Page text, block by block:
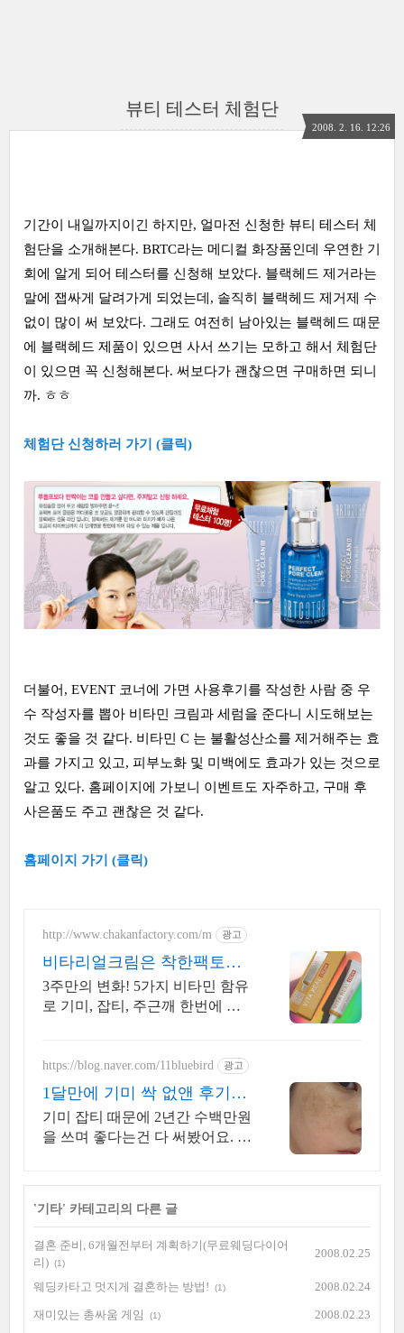
뷰티 테스터 체험단
2008. 2. 16. 12:26
기간이 내일까지이긴 하지만, 얼마전 신청한 뷰티 테스터 체
험단을 소개해본다. BRTC라는 메디컬 화장품인데 우연한 기
회에 알게 되어 테스터를 신청해 보았다. 블랙헤드 제거라는
말에 잽싸게 달려가게 되었는데, 솔직히 블랙헤드 제거제 수
없이 많이 써 보았다. 그래도 여전히 남아있는 블랙헤드 때문
에 블랙헤드 제품이 있으면 사서 쓰기는 모하고 해서 체험단
이 있으면 꼭 신청해본다. 써보다가 괜찮으면 구매하면 되니
까. ㅎㅎ
체험단 신청하러 가기 (클릭)
더불어, EVENT 코너에 가면 사용후기를 작성한 사람 중 우
수 작성자를 뽑아 비타민 크림과 세럼을 준다니 시도해보는
것도 좋을 것 같다. 비타민 C 는 불활성산소를 제거해주는 효
과를 가지고 있고, 피부노화 및 미백에도 효과가 있는 것으로
알고 있다. 홈페이지에 가보니 이벤트도 자주하고, 구매 후
사은품도 주고 괜찮은 것 같다.
홈페이지 가기 (클릭)
http://www.chakanfactory.com/m 광고
비타리얼크림은 착한팩토리
지금 1+1 혜택까지!
3주만의 변화! 5가지 비타민 함유
로 기미, 잡티, 주근깨 한번에 쓱-
https://blog.naver.com/11bluebird 광고
1달만에 기미 싹 없앤 후기
(+과정공유)
기미 잡티 때문에 2년간 수백만원
을 쓰며 좋다는건 다 써봤어요. 효
'기타' 카테고리의 다른 글
결혼 준비, 6개월전부터 계획하기(무료웨딩다이어
리) (1)
2008.02.25
웨딩카타고 멋지게 결혼하는 방법! (1) 2008.02.24
재미있는 총싸움 게임 (1) 2008.02.23